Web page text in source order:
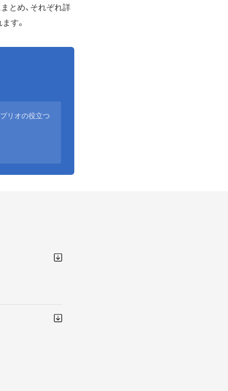
とめ、それぞれ詳
す。
リオの役立つ